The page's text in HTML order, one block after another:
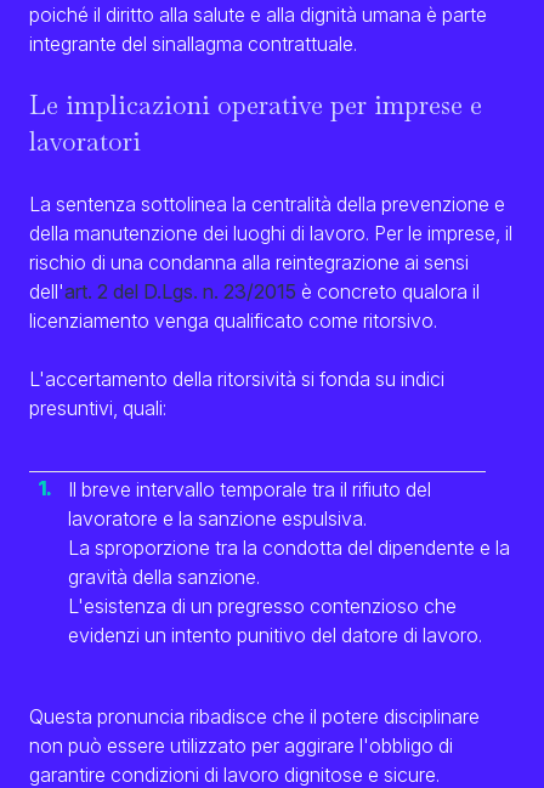
poiché il diritto alla salute e alla dignità umana è parte
integrante del sinallagma contrattuale.
Le implicazioni operative per imprese e
lavoratori
La sentenza sottolinea la centralità della prevenzione e
della manutenzione dei luoghi di lavoro. Per le imprese, il
rischio di una condanna alla reintegrazione ai sensi
dell'art. 2 del D.Lgs. n. 23/2015 è concreto qualora il
licenziamento venga qualificato come ritorsivo.
L'accertamento della ritorsività si fonda su indici
presuntivi, quali:
Il breve intervallo temporale tra il rifiuto del
lavoratore e la sanzione espulsiva.
La sproporzione tra la condotta del dipendente e la
gravità della sanzione.
L'esistenza di un pregresso contenzioso che
evidenzi un intento punitivo del datore di lavoro.
Questa pronuncia ribadisce che il potere disciplinare
non può essere utilizzato per aggirare l'obbligo di
garantire condizioni di lavoro dignitose e sicure.